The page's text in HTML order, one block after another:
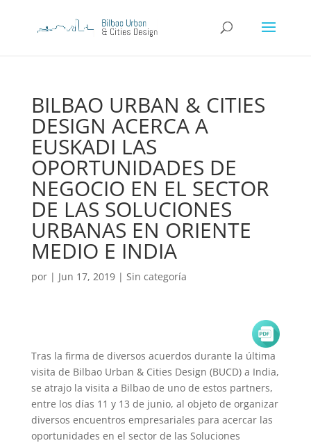
BILBAO URBAN & CITIES
DESIGN ACERCA A
EUSKADI LAS
OPORTUNIDADES DE
NEGOCIO EN EL SECTOR
DE LAS SOLUCIONES
URBANAS EN ORIENTE
MEDIO E INDIA
por | Jun 17, 2019| Sin categoría
Tras la firma de diversos acuerdos durante la última
visita de Bilbao Urban & Cities Design (BUCD) a India,
se atrajo la visita a Bilbao de uno de estos partners,
entre los días 11 y 13 de junio, al objeto de organizar
diversos encuentros empresariales para acercar las
oportunidades en el sector de las Soluciones